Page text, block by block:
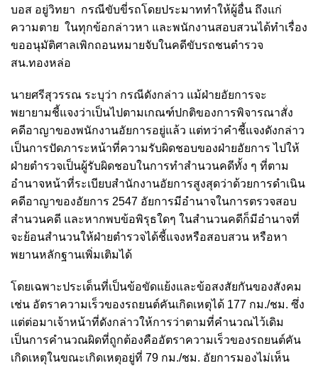
บอส อยู่วิทยา กรณีขับขี่รถโดยประมาททำให้ผู้อื่น ถึงแก่
ความตาย ในทุกข้อกล่าวหา และพนักงานสอบสวนได้ทำเรื่อง
ขออนุมัติศาลเพิกถอนหมายจับในคดีขับรถชนตำรวจ
สน.ทองหล่อ
นายศรีสุวรรณ ระบุว่า กรณีดังกล่าว แม้ฝ่ายอัยการจะ
พยายามชี้แจงว่าเป็นไปตามเกณฑ์ปกติของการพิจารณาสั่ง
คดีอาญาของพนักงานอัยการอยู่แล้ว แต่ทว่าคำชี้แจงดังกล่าว
เป็นการปัดภาระหน้าที่ความรับผิดชอบของฝ่ายอัยการ ไปให้
ฝ่ายตำรวจเป็นผู้รับผิดชอบในการทำสำนวนคดีทั้ง ๆ ที่ตาม
อำนาจหน้าที่ระเบียบสํานักงานอัยการสูงสุดว่าด้วยการดำเนิน
คดีอาญาของอัยการ 2547 อัยการมีอำนาจในการตรวจสอบ
สำนวนคดี และหากพบข้อพิรุธใดๆ ในสำนวนคดีก็มีอำนาจที่
จะย้อนสำนวนให้ฝ่ายตำรวจได้ชี้แจงหรือสอบสวน หรือหา
พยานหลักฐานเพิ่มเติมได้
โดยเฉพาะประเด็นที่เป็นข้อขัดแย้งและข้อสงสัยกันของสังคม
เช่น อัตราความเร็วของรถยนต์คันเกิดเหตุได้ 177 กม./ชม. ซึ่ง
แต่ต่อมาเจ้าหน้าที่ดังกล่าวให้การว่าตามที่คำนวณไว้เดิม
เป็นการคำนวณผิดที่ถูกต้องคืออัตราความเร็วของรถยนต์คัน
เกิดเหตุในขณะเกิดเหตุอยู่ที่ 79 กม./ชม. อัยการมองไม่เห็น